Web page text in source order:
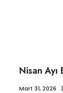
Nisan
Mart 31, 2026 |